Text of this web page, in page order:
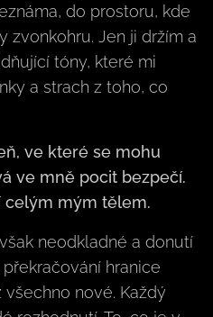
do prostoru, kde
zvonkohru. Jen ji držím a
tóny, které mi
a strach z toho, co
ve které se mohu
ve mně pocit bezpečí.
celým mým tělem.
neodkladné a donutí
hranice
nové. Každý